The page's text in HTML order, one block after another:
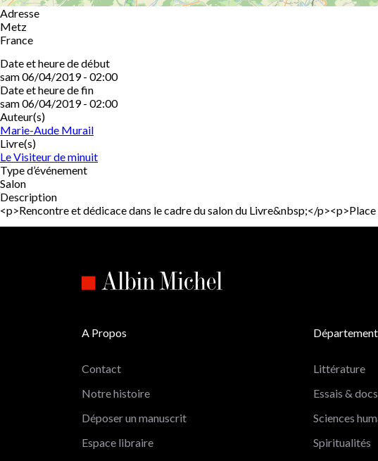
Adresse
Metz
France
Date et heure de début
sam 06/04/2019 - 02:00
Date et heure de fin
sam 06/04/2019 - 02:00
Auteur(s)
Marie-Aude Murail
Livre(s)
Le Visiteur de minuit
Type d’événement
Salon
Description
<p>Rencontre et dédicace dans le cadre du salon du Livre&nbsp;</
A Propos
Contact
Notre histoire
Déposer un manuscrit
Espace libraire
Littérature
Essais & docs
Sciences
Spiritualités